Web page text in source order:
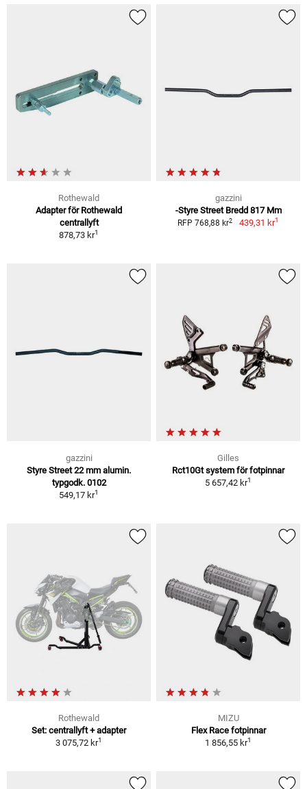
Rothewald
Adapter för Rothewald
centrallyft
878,73 kr1
gazzini
-Styre Street Bredd 817 Mm
RFP 768,88 kr2 439,31 kr1
gazzini
Styre Street 22 mm alumin.
typgodk. 0102
549,17 kr1
Gilles
Rct10Gt system för fotpinnar
5 657,42 kr1
Rothewald
Set: centrallyft + adapter
3 075,72 kr1
MIZU
Flex Race fotpinnar
1 856,55 kr1